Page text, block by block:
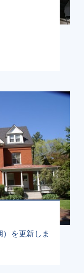
を更新しま